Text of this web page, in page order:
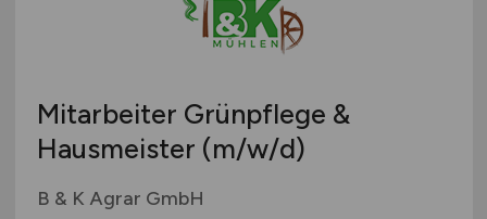
Mitarbeiter Grünpflege &
Hausmeister (m/w/d)
B & K Agrar GmbH